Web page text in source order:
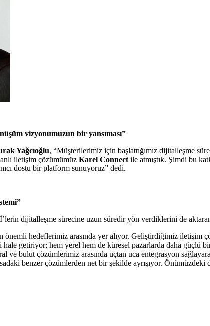
vizyonumuzun bir yansıması”
Yağcıoğlu, “Müşterilerimiz için başlattığımız dijitalleşme
iletişim çözümümüz Karel Connect ile atmıştık. Şimdi bu
dostu bir platform sunuyoruz” dedi.
dijitalleşme sürecine uzun süredir yön verdiklerini de
önemli hedeflerimiz arasında yer alıyor. Geliştirdiğimiz iletişim
getiriyor; hem yerel hem de küresel pazarlarda daha güçlü
ve bulut çözümlerimiz arasında uçtan uca entegrasyon
benzer çözümlerden net bir şekilde ayrışıyor.